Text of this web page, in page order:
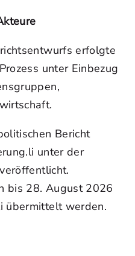
erfolgte
unter Einbezug
Bericht
unter der
bis 28. August 2026
übermittelt werden.